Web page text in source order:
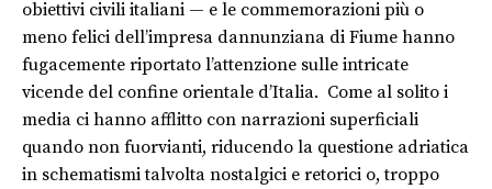
obiettivi civili italiani — e le commemorazioni più o
meno felici dell’impresa dannunziana di Fiume hanno
fugacemente riportato l’attenzione sulle intricate
vicende del confine orientale d’Italia. Come al solito i
media ci hanno afflitto con narrazioni superficiali
quando non fuorvianti, riducendo la questione adriatica
in schematismi talvolta nostalgici e retorici o, troppo